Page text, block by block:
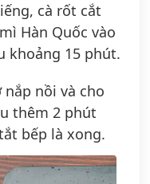
cà rốt cắt
Hàn Quốc vào
khoảng 15 phút.
nắp nồi và cho
thêm 2 phút
bếp là xong.